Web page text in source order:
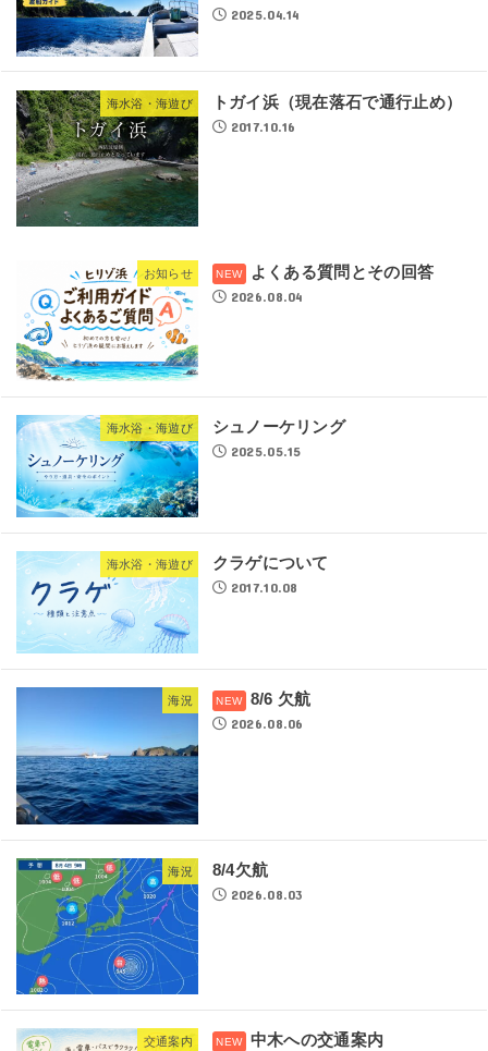
2025.04.14
海水浴・海遊び トガイ浜（現在落石で通行止め）
2017.10.16
お知らせ よくある質問とその回答
2026.08.04
海水浴・海遊び シュノーケリング
2025.05.15
海水浴・海遊び クラゲについて
2017.10.08
海況 8/6 欠航
2026.08.06
海況 8/4欠航
2026.08.03
交通案内 中木への交通案内